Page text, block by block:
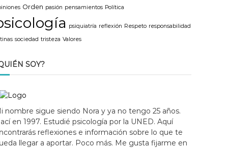
Orden pasión pensamientos Política
psiquiatría reflexión Respeto responsabilidad
sociedad tristeza Valores
SOY?
nombre sigue siendo Nora y ya no tengo 25 años.
en 1997. Estudié psicología por la UNED. Aquí
reflexiones e información sobre lo que te
llegar a aportar. Poco más. Me gusta fijarme en